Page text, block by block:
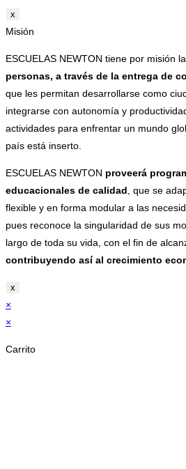
x
Misión
ESCUELAS NEWTON tiene por misión la
personas, a través de la entrega de
que les permitan desarrollarse como
integrarse con autonomía y
actividades para enfrentar un mundo
país está inserto.
ESCUELAS NEWTON proveerá
educacionales de calidad , que se
flexible y en forma modular a las
pues reconoce la singularidad de sus
largo de toda su vida, con el fin de
contribuyendo así al crecimiento
x
×
×
Carrito